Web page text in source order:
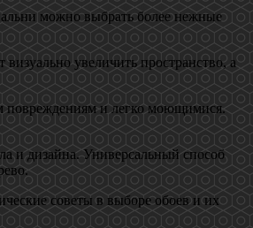
можно выбрать более нежные
увеличить пространство, а
повреждениям и легко моющимися.
и дизайна. Универсальный способ
советы в выборе обоев и их